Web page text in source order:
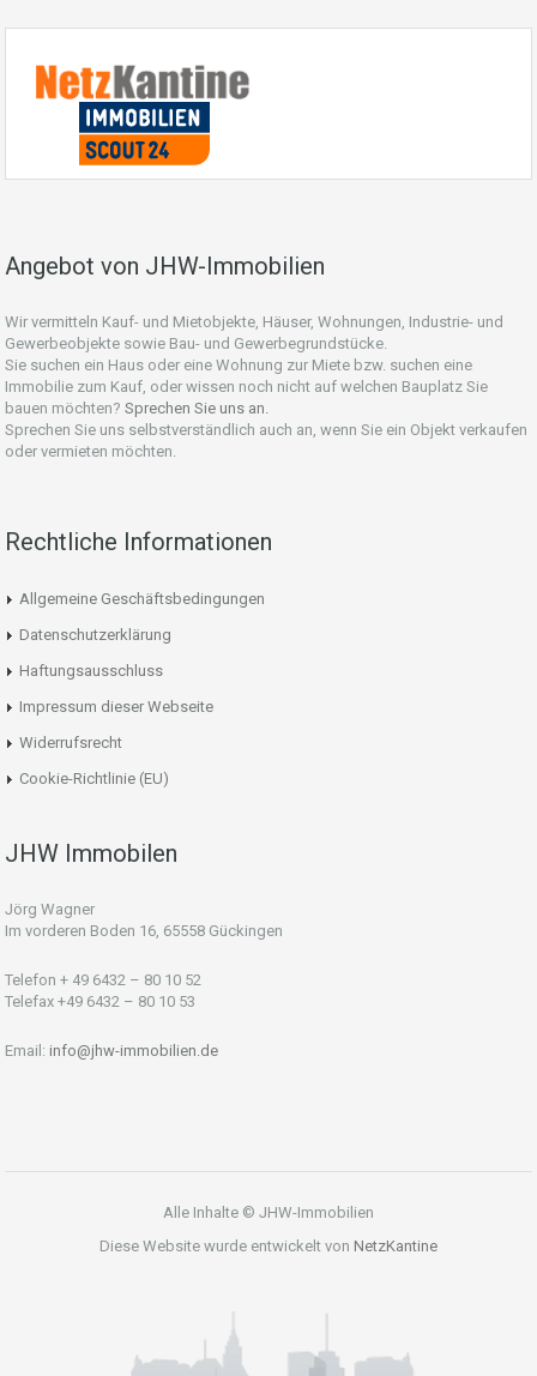
Angebot von JHW-Immobilien
Wir vermitteln Kauf- und Mietobjekte, Häuser, Wohnungen, Industrie- und
Gewerbeobjekte sowie Bau- und Gewerbegrundstücke.
Sie suchen ein Haus oder eine Wohnung zur Miete bzw. suchen eine
Immobilie zum Kauf, oder wissen noch nicht auf welchen Bauplatz Sie
bauen möchten? Sprechen Sie uns an.
Sprechen Sie uns selbstverständlich auch an, wenn Sie ein Objekt verkaufen
oder vermieten möchten.
Rechtliche Informationen
Allgemeine Geschäftsbedingungen
Datenschutzerklärung
Haftungsausschluss
Impressum dieser Webseite
Widerrufsrecht
Cookie-Richtlinie (EU)
JHW Immobilen
Jörg Wagner
Im vorderen Boden 16, 65558 Gückingen
Telefon + 49 6432 – 80 10 52
Telefax +49 6432 – 80 10 53
Email: info@jhw-immobilien.de
Alle Inhalte © JHW-Immobilien
Diese Website wurde entwickelt von NetzKantine